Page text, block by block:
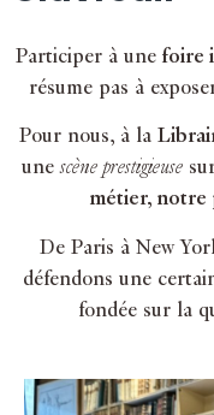
Participer à une foire
résume pas à
Pour nous, à la
unescène prestigieuse
métier, notre
De Paris à New
défendons une
fondée sur la